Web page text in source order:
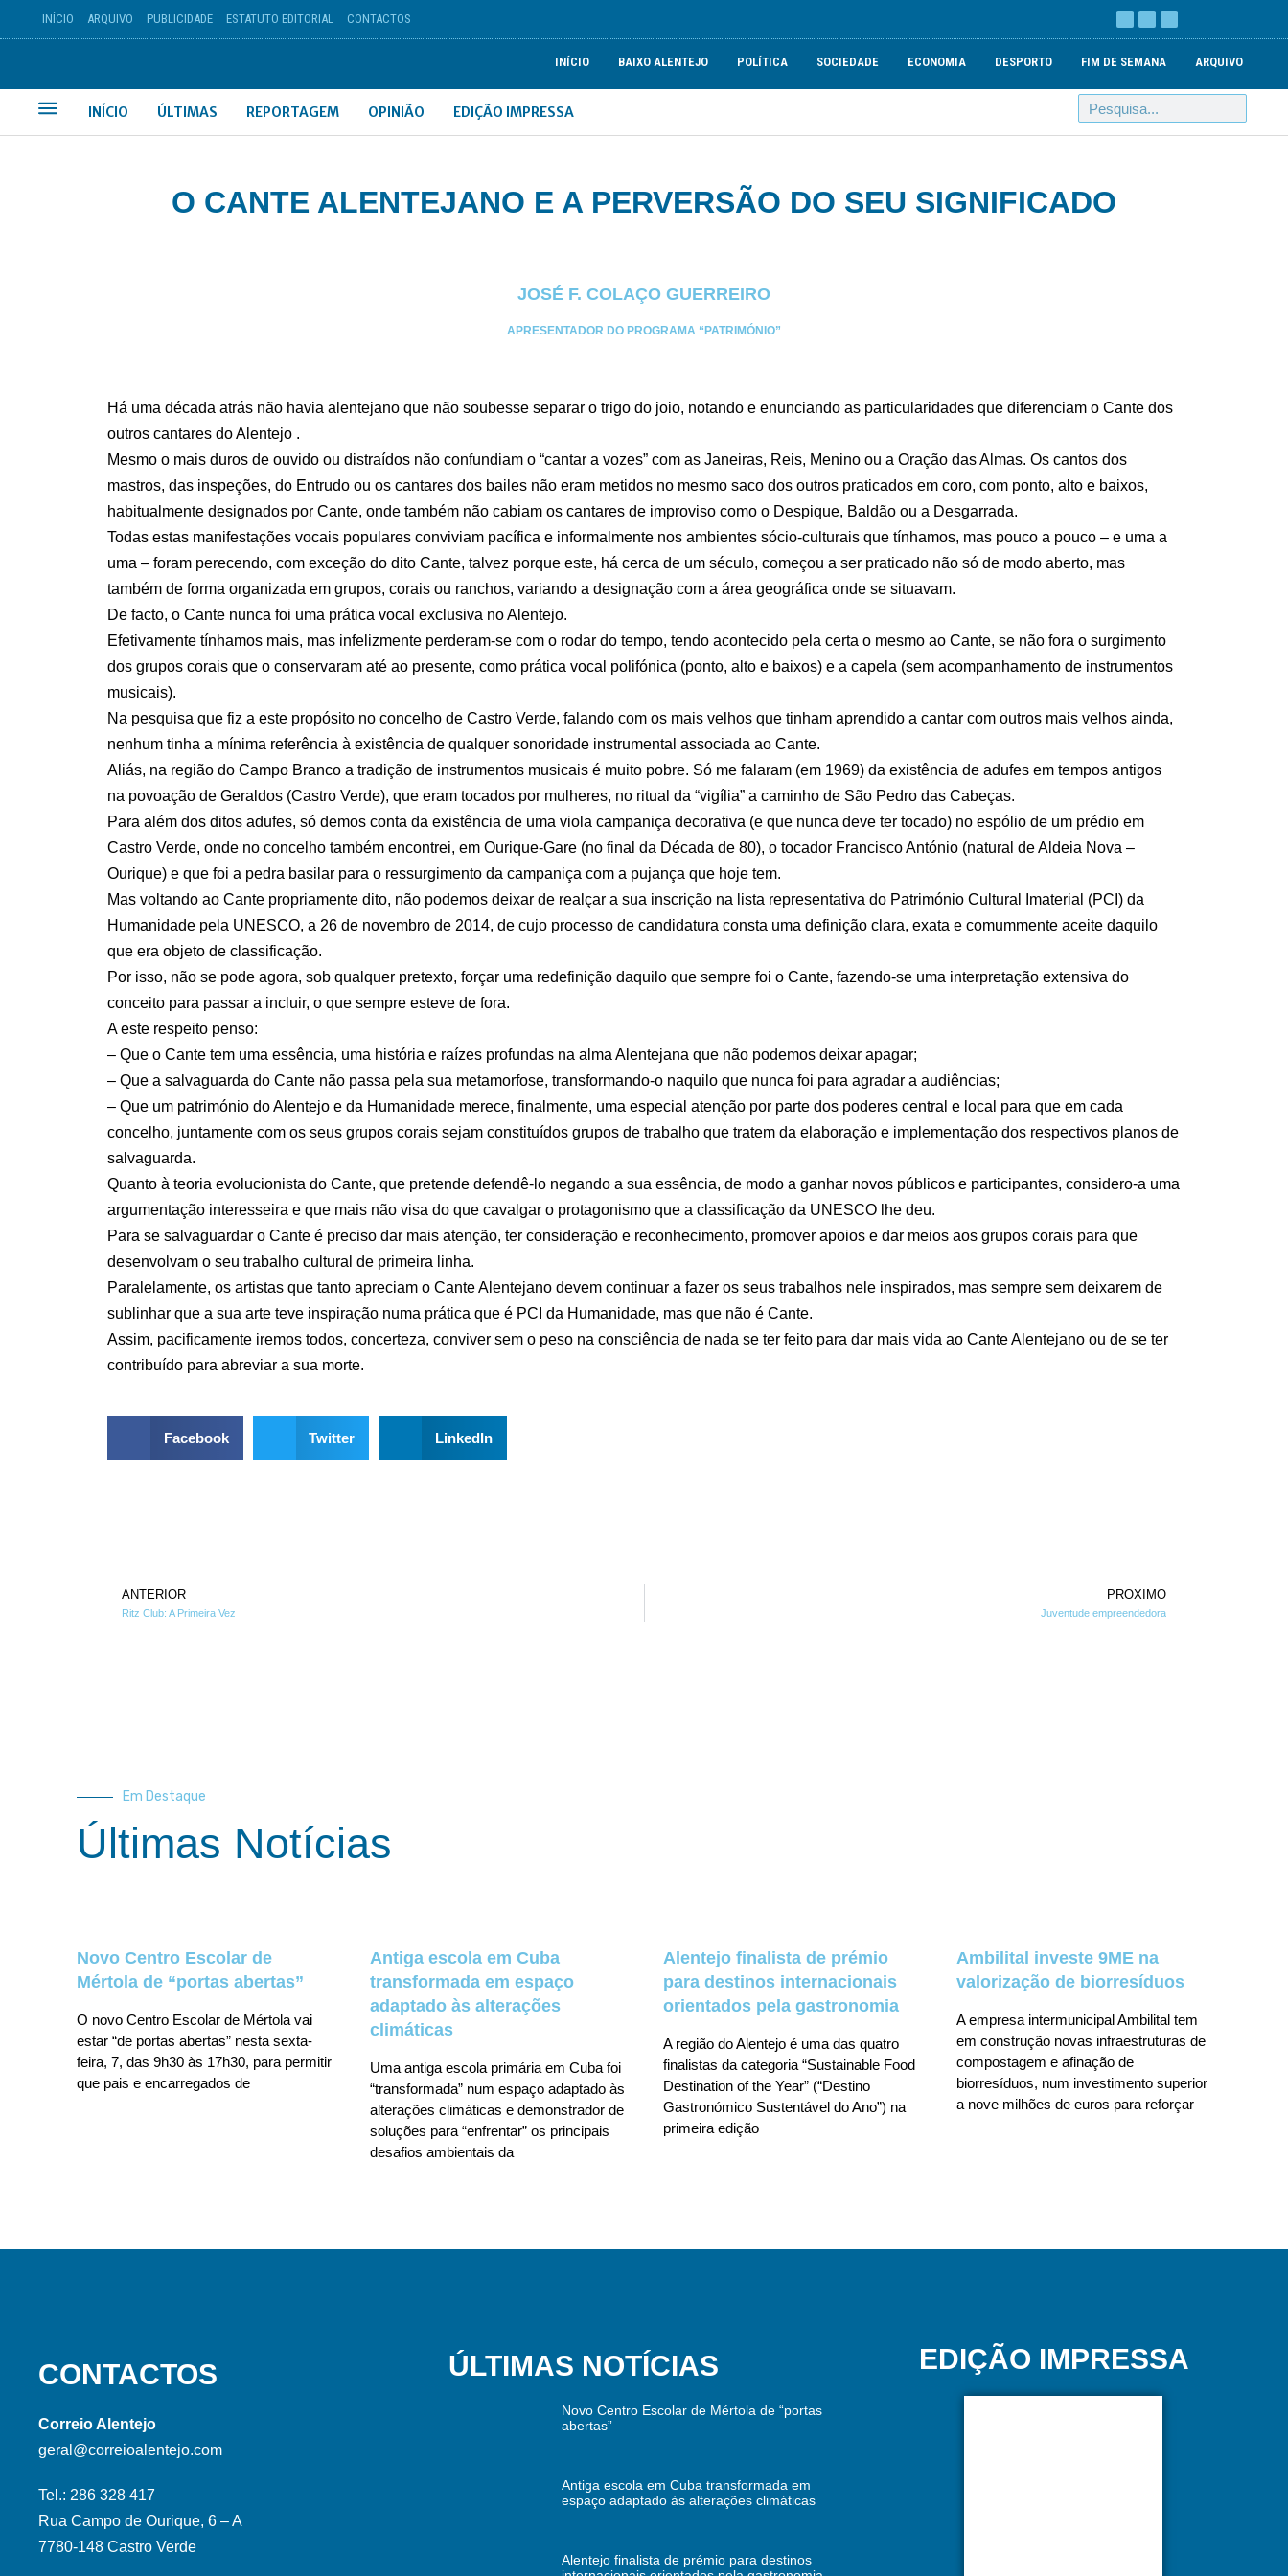
INÍCIO ARQUIVO PUBLICIDADE ESTATUTO EDITORIAL CONTACTOS
INÍCIO BAIXO ALENTEJO POLÍTICA SOCIEDADE ECONOMIA DESPORTO FIM DE SEMANA ARQUIVO
INÍCIO ÚLTIMAS REPORTAGEM OPINIÃO EDIÇÃO IMPRESSA
O CANTE ALENTEJANO E A PERVERSÃO DO SEU SIGNIFICADO
JOSÉ F. COLAÇO GUERREIRO
APRESENTADOR DO PROGRAMA “PATRIMÓNIO”
Há uma década atrás não havia alentejano que não soubesse separar o trigo do joio, notando e enunciando as particularidades que diferenciam o Cante dos
outros cantares do Alentejo .
Mesmo o mais duros de ouvido ou distraídos não confundiam o “cantar a vozes” com as Janeiras, Reis, Menino ou a Oração das Almas. Os cantos dos
mastros, das inspeções, do Entrudo ou os cantares dos bailes não eram metidos no mesmo saco dos outros praticados em coro, com ponto, alto e baixos,
habitualmente designados por Cante, onde também não cabiam os cantares de improviso como o Despique, Baldão ou a Desgarrada.
Todas estas manifestações vocais populares conviviam pacífica e informalmente nos ambientes sócio-culturais que tínhamos, mas pouco a pouco – e uma a
uma – foram perecendo, com exceção do dito Cante, talvez porque este, há cerca de um século, começou a ser praticado não só de modo aberto, mas
também de forma organizada em grupos, corais ou ranchos, variando a designação com a área geográfica onde se situavam.
De facto, o Cante nunca foi uma prática vocal exclusiva no Alentejo.
Efetivamente tínhamos mais, mas infelizmente perderam-se com o rodar do tempo, tendo acontecido pela certa o mesmo ao Cante, se não fora o surgimento
dos grupos corais que o conservaram até ao presente, como prática vocal polifónica (ponto, alto e baixos) e a capela (sem acompanhamento de instrumentos
musicais).
Na pesquisa que fiz a este propósito no concelho de Castro Verde, falando com os mais velhos que tinham aprendido a cantar com outros mais velhos ainda,
nenhum tinha a mínima referência à existência de qualquer sonoridade instrumental associada ao Cante.
Aliás, na região do Campo Branco a tradição de instrumentos musicais é muito pobre. Só me falaram (em 1969) da existência de adufes em tempos antigos
na povoação de Geraldos (Castro Verde), que eram tocados por mulheres, no ritual da “vigília” a caminho de São Pedro das Cabeças.
Para além dos ditos adufes, só demos conta da existência de uma viola campaniça decorativa (e que nunca deve ter tocado) no espólio de um prédio em
Castro Verde, onde no concelho também encontrei, em Ourique-Gare (no final da Década de 80), o tocador Francisco António (natural de Aldeia Nova –
Ourique) e que foi a pedra basilar para o ressurgimento da campaniça com a pujança que hoje tem.
Mas voltando ao Cante propriamente dito, não podemos deixar de realçar a sua inscrição na lista representativa do Património Cultural Imaterial (PCI) da
Humanidade pela UNESCO, a 26 de novembro de 2014, de cujo processo de candidatura consta uma definição clara, exata e comummente aceite daquilo
que era objeto de classificação.
Por isso, não se pode agora, sob qualquer pretexto, forçar uma redefinição daquilo que sempre foi o Cante, fazendo-se uma interpretação extensiva do
conceito para passar a incluir, o que sempre esteve de fora.
A este respeito penso:
– Que o Cante tem uma essência, uma história e raízes profundas na alma Alentejana que não podemos deixar apagar;
– Que a salvaguarda do Cante não passa pela sua metamorfose, transformando-o naquilo que nunca foi para agradar a audiências;
– Que um património do Alentejo e da Humanidade merece, finalmente, uma especial atenção por parte dos poderes central e local para que em cada
concelho, juntamente com os seus grupos corais sejam constituídos grupos de trabalho que tratem da elaboração e implementação dos respectivos planos de
salvaguarda.
Quanto à teoria evolucionista do Cante, que pretende defendê-lo negando a sua essência, de modo a ganhar novos públicos e participantes, considero-a uma
argumentação interesseira e que mais não visa do que cavalgar o protagonismo que a classificação da UNESCO lhe deu.
Para se salvaguardar o Cante é preciso dar mais atenção, ter consideração e reconhecimento, promover apoios e dar meios aos grupos corais para que
desenvolvam o seu trabalho cultural de primeira linha.
Paralelamente, os artistas que tanto apreciam o Cante Alentejano devem continuar a fazer os seus trabalhos nele inspirados, mas sempre sem deixarem de
sublinhar que a sua arte teve inspiração numa prática que é PCI da Humanidade, mas que não é Cante.
Assim, pacificamente iremos todos, concerteza, conviver sem o peso na consciência de nada se ter feito para dar mais vida ao Cante Alentejano ou de se ter
contribuído para abreviar a sua morte.
Facebook Twitter LinkedIn
ANTERIOR
Ritz Club: A Primeira Vez
PROXIMO
Juventude empreendedora
Em Destaque
Últimas Notícias
Novo Centro Escolar de
Mértola de “portas abertas”
O novo Centro Escolar de Mértola vai
estar “de portas abertas” nesta sexta-
feira, 7, das 9h30 às 17h30, para permitir
que pais e encarregados de
Antiga escola em Cuba
transformada em espaço
adaptado às alterações
climáticas
Uma antiga escola primária em Cuba foi
“transformada” num espaço adaptado às
alterações climáticas e demonstrador de
soluções para “enfrentar” os principais
desafios ambientais da
Alentejo finalista de prémio
para destinos internacionais
orientados pela gastronomia
A região do Alentejo é uma das quatro
finalistas da categoria “Sustainable Food
Destination of the Year” (“Destino
Gastronómico Sustentável do Ano”) na
primeira edição
Ambilital investe 9ME na
valorização de biorresíduos
A empresa intermunicipal Ambilital tem
em construção novas infraestruturas de
compostagem e afinação de
biorresíduos, num investimento superior
a nove milhões de euros para reforçar
CONTACTOS
Correio Alentejo
geral@correioalentejo.com
Tel.: 286 328 417
Rua Campo de Ourique, 6 – A
7780-148 Castro Verde
ÚLTIMAS NOTÍCIAS
Novo Centro Escolar de Mértola de “portas
abertas”
Antiga escola em Cuba transformada em
espaço adaptado às alterações climáticas
Alentejo finalista de prémio para destinos
EDIÇÃO IMPRESSA